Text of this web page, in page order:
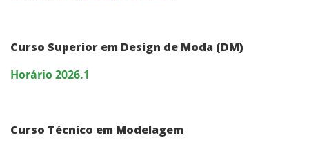
Curso Superior em Design de Moda (DM)
Horário 2026.1
Curso Técnico em Modelagem